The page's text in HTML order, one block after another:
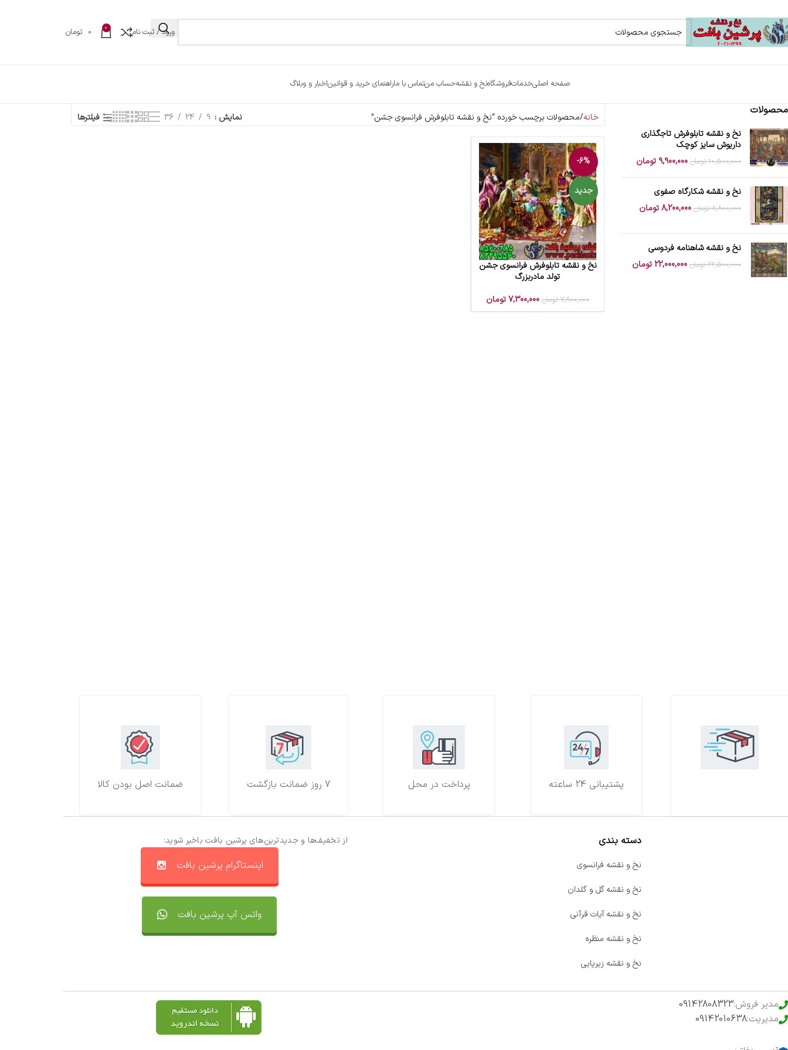
ورود / ثبت نام 0
0 تومان
صفحه اصلیخدماتفروشگاهنخ و نقشهحساب منتماس با ماراهنمای خرید و قوانیناخبار و وبلاگ
محصولات
نخ و نقشه تابلوفرش تاجگذاری
داریوش سایز کوچک
10,500,000 تومان 9,900,000 تومان
نخ و نقشه شکارگاه صفوی
8,800,000 تومان 8,200,000تومان
نخ و نقشه شاهنامه فردوسی
22,500,000 تومان 22,000,000تومان
خانه محصولات برچسب خورده “نخ و نقشه تابلوفرش فرانسوی جشن” نمایش 9
24
36 فیلترها
-6%
جدید
افزودن به سبد خرید
نخ و نقشه تابلوفرش فرانسوی جشن
تولد مادربزرگ
7,800,000 تومان 7,300,000تومان
ضمانت اصل بودن کالا 7 روز ضمانت بازگشت پرداخت در محل پشتیبانی 24 ساعته
از تخفیف‌ها و جدیدترین‌های پرشین بافت باخبر شوید:
اینستاگرام پرشین بافت
واتس آپ پرشین بافت
دسته بندی
نخ و نقشه فرانسوی
نخ و نقشه گل و گلدان
نخ و نقشه آیات قرآنی
نخ و نقشه منظره
نخ و نقشه زیرپایی
مدیر فروش:09142808323
مدیریت:09142010638